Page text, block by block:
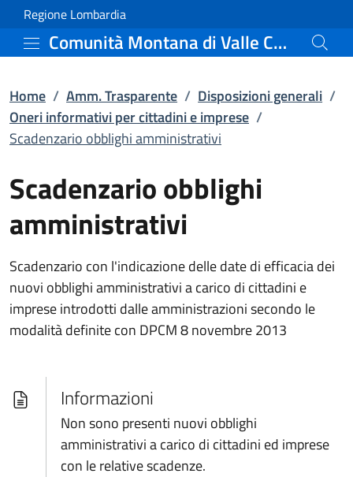
Vai al contenuto principale
Scadenzario obblighi
Regione Lombardia
Comunità Montana di Valle Camonica
Home / Amm. Trasparente / Disposizioni generali /
Oneri informativi per cittadini e imprese /
Scadenzario obblighi amministrativi
Scadenzario obblighi
amministrativi
Scadenzario con l'indicazione delle date di efficacia dei
nuovi obblighi amministrativi a carico di cittadini e
imprese introdotti dalle amministrazioni secondo le
modalità definite con DPCM 8 novembre 2013
Informazioni
Non sono presenti nuovi obblighi
amministrativi a carico di cittadini ed imprese
con le relative scadenze.